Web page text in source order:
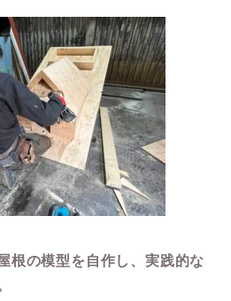
根の模型を自作し、実践的な